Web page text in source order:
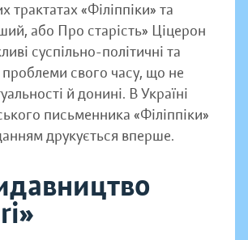
трактатах «Філіппіки» та
або Про старість» Ціцерон
суспільно-політичні та
проблеми свого часу, що не
й донині. В Україні
письменника «Філіппіки»
друкується вперше.